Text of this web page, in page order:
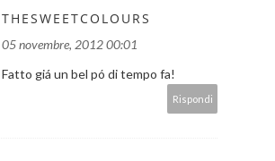
THESWEETCOLOURS
05 novembre, 2012 00:01
Fatto giá un bel pó di tempo fa!
Rispondi